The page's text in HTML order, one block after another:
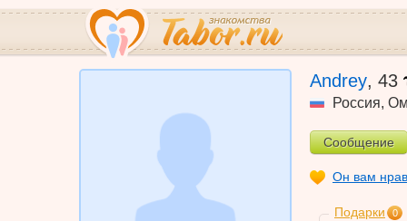
Andrey, 43
Россия,
Сообщение
Он вам
Подарки 0